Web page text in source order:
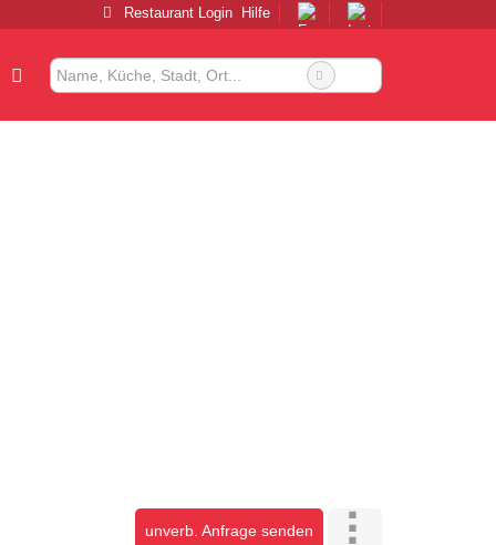
Restaurant Login Hilfe
unverb. Anfrage senden